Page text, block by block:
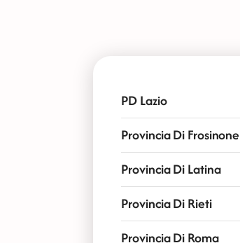
PD Lazio
Provincia Di Frosinone
Provincia Di Latina
Provincia Di Rieti
Provincia Di Roma